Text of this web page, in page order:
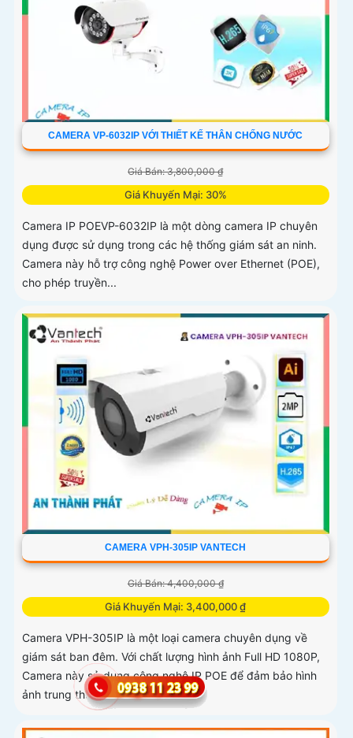
CAMERA VP-6032IP VỚI THIẾT KẾ THÂN CHỐNG NƯỚC
Giá Bán: 3,800,000 ₫
Giá Khuyến Mại: 30%
Camera IP POEVP-6032IP là một dòng camera IP chuyên
dụng được sử dụng trong các hệ thống giám sát an ninh.
Camera này hỗ trợ công nghệ Power over Ethernet (POE),
cho phép truyền...
CAMERA VPH-305IP VANTECH
Giá Bán: 4,400,000 ₫
Giá Khuyến Mại: 3,400,000 ₫
Camera VPH-305IP là một loại camera chuyên dụng về
giám sát ban đêm. Với chất lượng hình ảnh Full HD 1080P,
Camera này sử dụng công nghệ IP POE để đảm bảo hình
ảnh trung thực